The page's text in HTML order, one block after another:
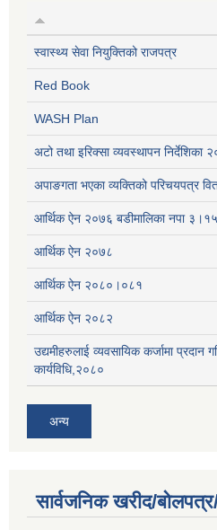
स्वास्थ्य सेवा नियुक्तिको राजपत्र
Red Book
WASH Plan
अटो तथा इरिक्सा व्यवस्थापन निर्देशिका
अपाङगता भएका व्यक्तिको परिचयपत्र
आर्थिक ऐन २०७६ बडीमालिका नपा
आर्थिक ऐन २०७८
आर्थिक ऐन २०८०।०८१
आर्थिक ऐन २०८२
उद्यमीहरुलाई व्यवसायिक कर्जामा प्रदान
कार्यविधि,२०८०
अन्य
सार्वजनिक खरीद/